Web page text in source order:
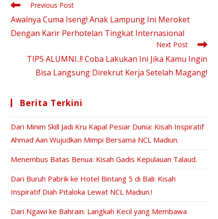
Previous Post
Awalnya Cuma Iseng! Anak Lampung Ini Meroket
Dengan Karir Perhotelan Tingkat Internasional
Next Post
TIPS ALUMNI..!! Coba Lakukan Ini Jika Kamu Ingin
Bisa Langsung Direkrut Kerja Setelah Magang!
Berita Terkini
Dari Minim Skill Jadi Kru Kapal Pesiar Dunia: Kisah Inspiratif
Ahmad Aan Wujudkan Mimpi Bersama NCL Madiun.
Menembus Batas Benua: Kisah Gadis Kepulauan Talaud.
Dari Buruh Pabrik ke Hotel Bintang 5 di Bali: Kisah
Inspiratif Diah Pitaloka Lewat NCL Madiun.!
Dari Ngawi ke Bahrain: Langkah Kecil yang Membawa